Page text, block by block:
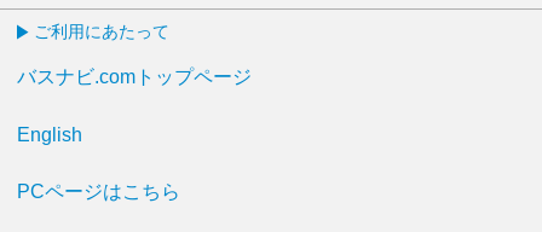
ご利用にあたって
バスナビ.comトップページ
English
PCページはこちら